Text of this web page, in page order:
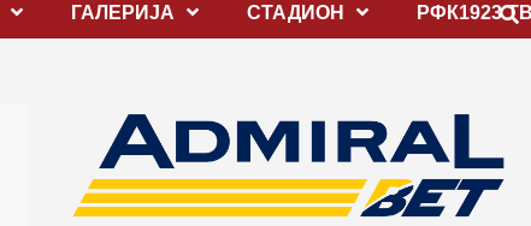
ГАЛЕРИЈА СТАДИОН РФК1923